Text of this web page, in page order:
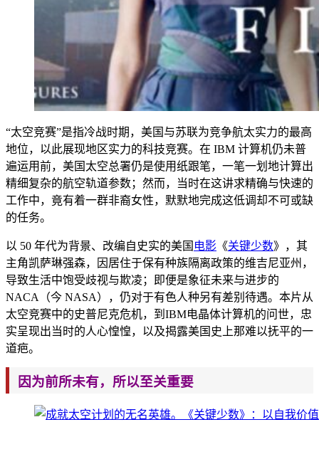
“太空竞赛”是指冷战时期，美国与苏联为竞争航太实力的最高
地位，以此展现地区实力的科技竞赛。在 IBM 计算机仍未普
遍运用前，美国太空总署仍是使用纸跟笔，一笔一划地计算出
精细复杂的航空轨道参数；然而，当时在这讲求精确与快速的
工作中，竟有着一群非裔女性，默默地完成这低调却不可或缺
的任务。
以 50 年代为背景、改编自史实的美国 电影 《关键少数》，其
主角凯萨琳强森，因居住于保有种族隔离政策的维吉尼亚州，
导致生活中饱受歧视与欺凌；即便是象征未来与进步的
NACA（今 NASA），仍对于有色人种另有差别 待遇。本片从
太空竞赛中的史普尼克危机，到IBM电晶体计算机的问世，忠
实呈现出当时的人心惶惶，以及揭露美国史上那难以抚平的一
道疤。
因为前所未有，所以至关重要